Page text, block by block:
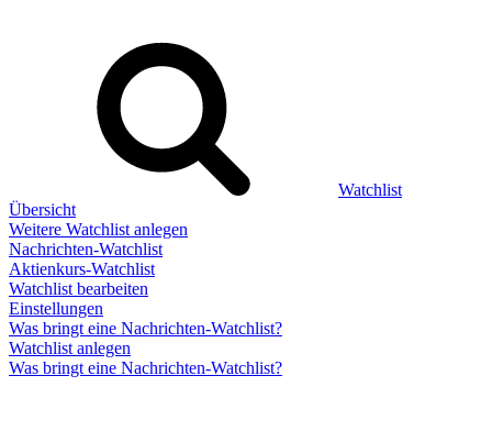
Watchlist
Übersicht
Weitere Watchlist anlegen
Nachrichten-Watchlist
Aktienkurs-Watchlist
Watchlist bearbeiten
Einstellungen
Was bringt eine Nachrichten-Watchlist?
Watchlist anlegen
Was bringt eine Nachrichten-Watchlist?